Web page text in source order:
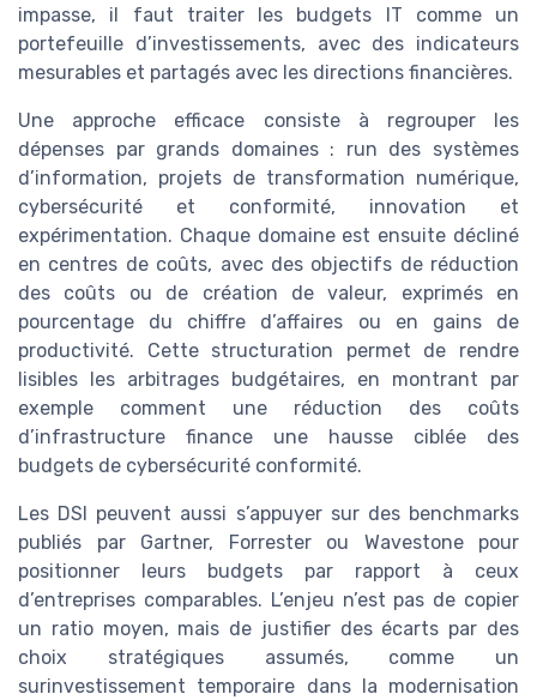
impasse, il faut traiter les budgets IT comme un
portefeuille d’investissements, avec des indicateurs
mesurables et partagés avec les directions financières.
Une approche efficace consiste à regrouper les
dépenses par grands domaines : run des systèmes
d’information, projets de transformation numérique,
cybersécurité et conformité, innovation et
expérimentation. Chaque domaine est ensuite décliné
en centres de coûts, avec des objectifs de réduction
des coûts ou de création de valeur, exprimés en
pourcentage du chiffre d’affaires ou en gains de
productivité. Cette structuration permet de rendre
lisibles les arbitrages budgétaires, en montrant par
exemple comment une réduction des coûts
d’infrastructure finance une hausse ciblée des
budgets de cybersécurité conformité.
Les DSI peuvent aussi s’appuyer sur des benchmarks
publiés par Gartner, Forrester ou Wavestone pour
positionner leurs budgets par rapport à ceux
d’entreprises comparables. L’enjeu n’est pas de copier
un ratio moyen, mais de justifier des écarts par des
choix stratégiques assumés, comme un
surinvestissement temporaire dans la modernisation